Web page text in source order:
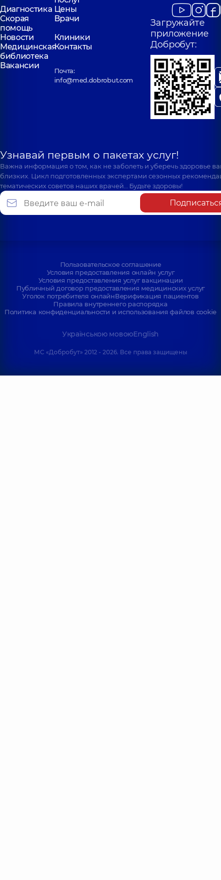
Диагностика Цены
Скорая
помощь
Врачи
Новости
Клиники
Медицинская
библиотека
Контакты
Вакансии
Почта:
info@med.dobrobut.com
Загружайте
приложение
Добробут:
Узнавай первым о пакетах услуг!
Важна информация о том, как не заболеть и уберечь здоровье
близких. Цикл подготовленных экспертами сезонных
тематических советов наших врачей… Будьте здоровы!
Пользовательское соглашение
Условия предоставления онлайн услуг
Условия предоставления услуг вакцинации
Публичный договор предоставления медицинских услуг
Уголок потребителя онлайнВерификация пациентов
Правила внутреннего распорядка
Политика конфиденциальности и использования файлов cookie
Українською мовоюEnglish
МС «Добробут» 2012 - 2026. Все права защищены